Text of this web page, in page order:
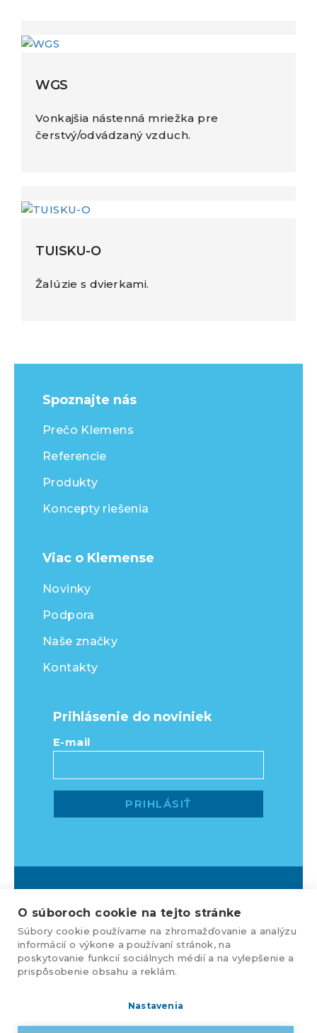
WGS
Vonkajšia nástenná mriežka pre
čerstvý/odvádzaný vzduch.
TUISKU-O
Žalúzie s dvierkami.
Spoznajte nás
Prečo Klemens
Referencie
Produkty
Koncepty riešenia
Viac o Klemense
Novinky
Podpora
Naše značky
Kontakty
Prihlásenie do noviniek
E-mail
KLEMENS, s.r.o., Nižnianska 6572/2,
080 06 Ľubotice, e-mail:
Web dizajn:MARLOW DESIGN
O súboroch cookie na tejto stránke
Súbory cookie používame na zhromažďovanie a analýzu
informácií o výkone a používaní stránok, na
poskytovanie funkcií sociálnych médií a na vylepšenie a
prispôsobenie obsahu a reklám.
Nastavenia